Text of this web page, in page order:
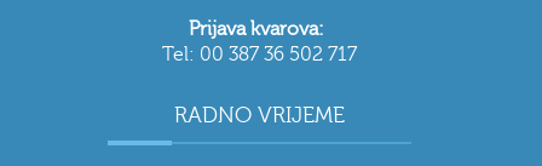
Prijava kvarova:
Tel: 00 387 36 502 717
RADNO VRIJEME